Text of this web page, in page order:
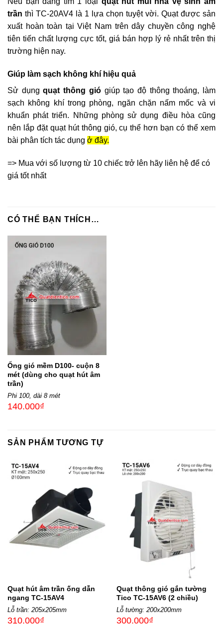
trần thì TC-20AV4 là 1 lựa chọn tuyệt vời. Quạt được sản
xuất hoàn toàn tại Việt Nam trên dây chuyền công nghệ
tiên tiến chất lượng cực tốt, giá bán hợp lý rẻ nhất trên thị
trường hiện nay.
Giúp làm sạch không khí hiệu quả
Sử dụngquạt thông gió giúp tạo độ thông thoáng, làm
sạch không khí trong phòng, ngăn chặn nấm mốc và vi
khuẩn phát triển. Những phòng sử dụng điều hòa cũng
nên lắp đặt quạt hút thông gió, cụ thể hơn bạn có thể xem
bài phân tích tác dụng ở đây.
=> Mua với số lượng từ 10 chiếc trở lên hãy liên hệ để có
giá tốt nhất
CÓ THỂ BẠN THÍCH…
Ống gió mềm D100- cuộn 8
mét (dùng cho quạt hút âm
trần)
Phi 100, dài 8 mét
140.000₫
SẢN PHẨM TƯƠNG TỰ
Quạt hút âm trần ống dẫn
ngang TC-15AV4
Lỗ trần: 205x205mm
310.000₫
Quạt thông gió gắn tường
Tico TC-15AV6 (2 chiều)
Lỗ tường: 200x200mm
300.000₫